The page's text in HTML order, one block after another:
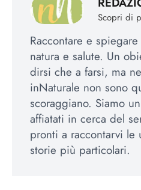
Scopri di
Raccontare e
natura e salute. Un
dirsi che a farsi, ma
inNaturale non sono
scoraggiano. Siamo
affiatati in cerca del
pronti a raccontarvi le
storie più particolari.